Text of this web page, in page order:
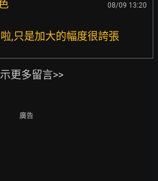
08/09 13:20
,只是加大的幅度很誇張
更多留言>>
廣告